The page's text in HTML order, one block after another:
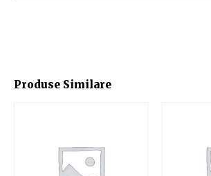
Produse Similare